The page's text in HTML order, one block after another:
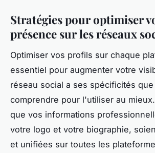
Stratégies pour optimiser
présence sur les réseaux
Optimiser vos profils sur chaque
essentiel pour augmenter votre
réseau social a ses spécificités
comprendre pour l'utiliser au
que vos informations
votre logo et votre biographie,
et unifiées sur toutes les